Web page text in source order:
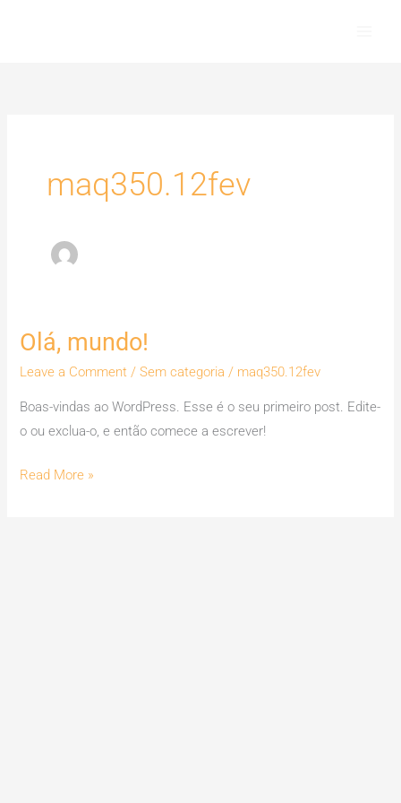
maq350.12fev
Olá, mundo!
Leave a Comment /Sem categoria / maq350.12fev
Boas-vindas ao WordPress. Esse é o seu primeiro post. Edite-
o ou exclua-o, e então comece a escrever!
Olá,
Read More »